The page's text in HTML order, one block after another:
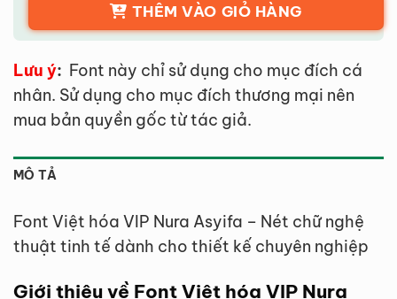
THÊM VÀO GIỎ HÀNG
Lưu ý: Font này chỉ sử dụng cho mục đích cá
nhân. Sử dụng cho mục đích thương mại nên
mua bản quyền gốc từ tác giả.
MÔ TẢ
Font Việt hóa VIP Nura Asyifa – Nét chữ nghệ
thuật tinh tế dành cho thiết kế chuyên nghiệp
Giới thiệu về Font Việt hóa VIP Nura